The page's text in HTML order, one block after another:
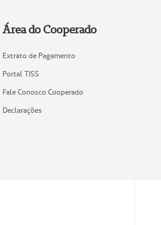
Área do Cooperado
Extrato de Pagamento
Portal TISS
Fale Conosco Cooperado
Declarações